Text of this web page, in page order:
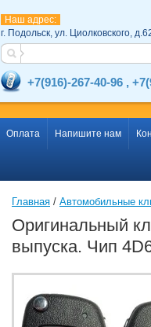
Наш адрес:
г. Подольск, ул. Циолковского,
+7(916)-267-40-96 ,
Оплата Напишите нам
Главная / Автомобильные
Оригинальный
выпуска. Чип